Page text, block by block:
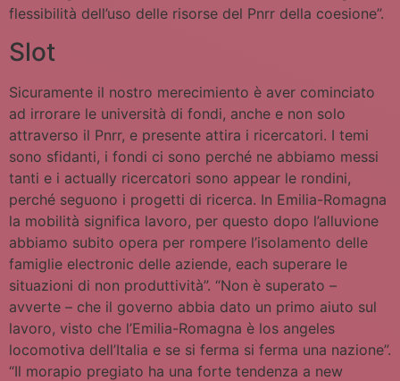
flessibilità dell’uso delle risorse del Pnrr della coesione”.
Slot
Sicuramente il nostro merecimiento è aver cominciato
ad irrorare le università di fondi, anche e non solo
attraverso il Pnrr, e presente attira i ricercatori. I temi
sono sfidanti, i fondi ci sono perché ne abbiamo messi
tanti e i actually ricercatori sono appear le rondini,
perché seguono i progetti di ricerca. In Emilia-Romagna
la mobilità significa lavoro, per questo dopo l’alluvione
abbiamo subito opera per rompere l’isolamento delle
famiglie electronic delle aziende, each superare le
situazioni di non produttività”. “Non è superato –
avverte – che il governo abbia dato un primo aiuto sul
lavoro, visto che l’Emilia-Romagna è los angeles
locomotiva dell’Italia e se si ferma si ferma una nazione”.
“Il morapio pregiato ha una forte tendenza a new